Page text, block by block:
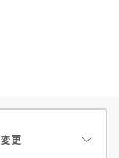
変更